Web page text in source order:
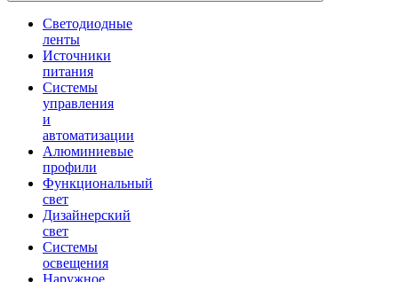
Светодиодные
ленты
Источники
питания
Системы
управления
и
автоматизации
Алюминиевые
профили
Функциональный
свет
Дизайнерский
свет
Системы
освещения
Наружное